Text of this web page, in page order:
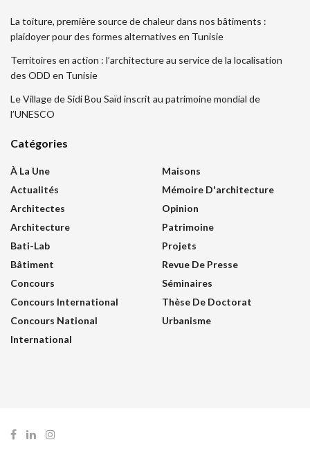
La toiture, première source de chaleur dans nos bâtiments :
plaidoyer pour des formes alternatives en Tunisie
Territoires en action : l’architecture au service de la localisation
des ODD en Tunisie
Le Village de Sidi Bou Saïd inscrit au patrimoine mondial de
l’UNESCO
Catégories
À La Une
Actualités
Architectes
Architecture
Bati-Lab
Bâtiment
Concours
Concours International
Concours National
International
Maisons
Mémoire D'architecture
Opinion
Patrimoine
Projets
Revue De Presse
Séminaires
Thèse De Doctorat
Urbanisme